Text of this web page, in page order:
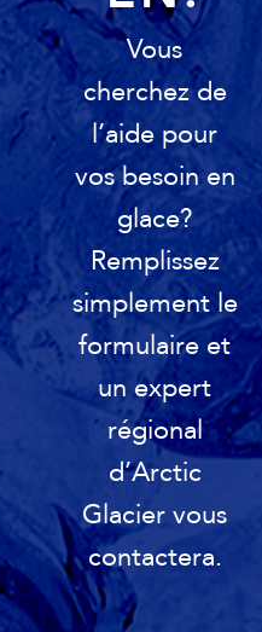
Vous
cherchez de
l’aide pour
vos besoin en
glace?
Remplissez
simplement le
formulaire et
un expert
régional
d’Arctic
Glacier vous
contactera.